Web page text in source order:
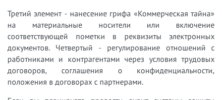
Третий элемент - нанесение грифа «Коммерческая тайна»
на материальные носители или включение
соответствующей пометки в реквизиты электронных
документов. Четвертый - регулирование отношений с
работниками и контрагентами через условия трудовых
договоров, соглашения о конфиденциальности,
положения в договорах с партнерами.